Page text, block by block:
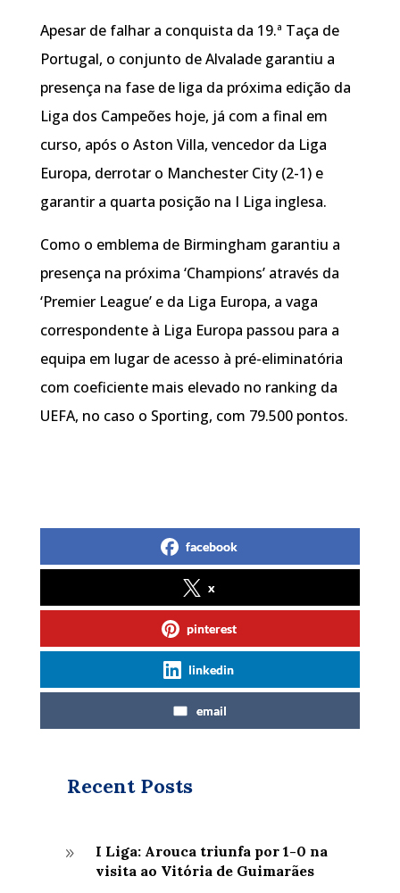
Apesar de falhar a conquista da 19.ª Taça de
Portugal, o conjunto de Alvalade garantiu a
presença na fase de liga da próxima edição da
Liga dos Campeões hoje, já com a final em
curso, após o Aston Villa, vencedor da Liga
Europa, derrotar o Manchester City (2-1) e
garantir a quarta posição na I Liga inglesa.
Como o emblema de Birmingham garantiu a
presença na próxima ‘Champions’ através da
‘Premier League’ e da Liga Europa, a vaga
correspondente à Liga Europa passou para a
equipa em lugar de acesso à pré-eliminatória
com coeficiente mais elevado no ranking da
UEFA, no caso o Sporting, com 79.500 pontos.
facebook
x
pinterest
linkedin
email
Recent Posts
9
I Liga: Arouca triunfa por 1-0 na
visita ao Vitória de Guimarães